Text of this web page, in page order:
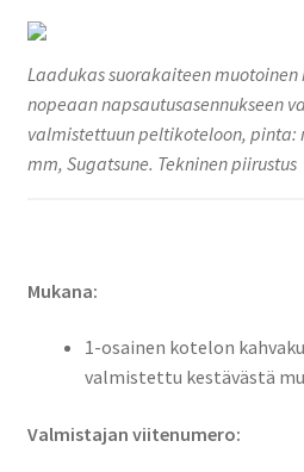
Laadukas suorakaiteen
nopeaan napsautusasennukseen
valmistettuun peltikoteloon, pinta:
mm, Sugatsune. Tekninen piirustus
Mukana:
1-osainen kotelon
valmistettu kestävästä
Valmistajan viitenumero: